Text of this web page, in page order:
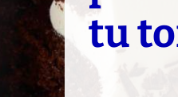
tu